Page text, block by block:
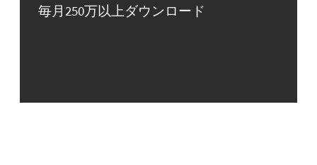
毎月250万以上ダウンロード